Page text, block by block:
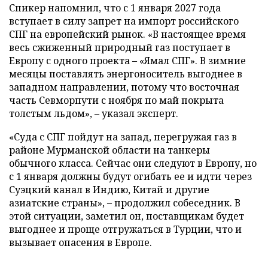
Спикер напомнил, что с 1 января 2027 года
вступает в силу запрет на импорт российского
СПГ на европейский рынок. «В настоящее время
весь сжиженный природный газ поступает в
Европу с одного проекта – «Ямал СПГ». В зимние
месяцы поставлять энергоноситель выгоднее в
западном направлении, потому что восточная
часть Севморпути с ноября по май покрыта
толстым льдом», – указал эксперт.
«Суда с СПГ пойдут на запад, перегружая газ в
районе Мурманской области на танкеры
обычного класса. Сейчас они следуют в Европу, но
с 1 января должны будут огибать ее и идти через
Суэцкий канал в Индию, Китай и другие
азиатские страны», – продолжил собеседник. В
этой ситуации, заметил он, поставщикам будет
выгоднее и проще отгружаться в Турции, что и
вызывает опасения в Европе.